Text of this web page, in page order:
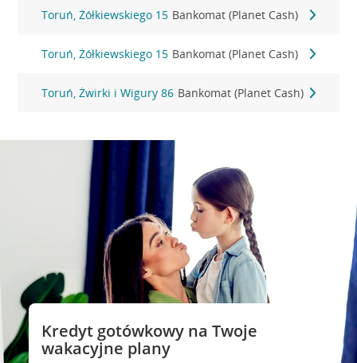
Toruń, Żółkiewskiego 15 Bankomat (Planet Cash)
Toruń, Żółkiewskiego 15 Bankomat (Planet Cash)
Toruń, Żwirki i Wigury 86 Bankomat (Planet Cash)
Kredyt gotówkowy na Twoje
wakacyjne plany